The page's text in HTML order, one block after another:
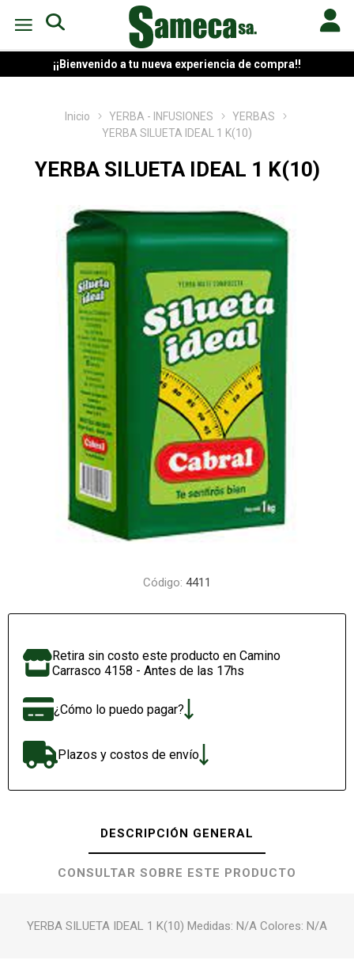
¡¡Bienvenido a tu nueva experiencia de compra!!
Inicio YERBA - INFUSIONES
YERBAS
YERBA SILUETA IDEAL 1 K(10)
YERBA SILUETA IDEAL 1 K(10)
Código: 4411
Retira sin costo este producto en Camino
Carrasco 4158 - Antes de las 17hs
¿Cómo lo puedo pagar?
Plazos y costos de envío
DESCRIPCIÓN GENERAL
CONSULTAR SOBRE ESTE PRODUCTO
YERBA SILUETA IDEAL 1 K(10) Medidas: N/A Colores: N/A